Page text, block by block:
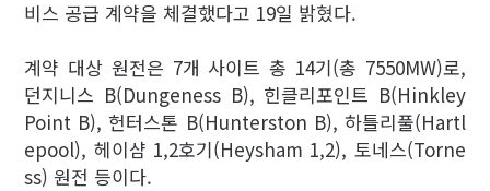
비스 공급 계약을 체결했다고 19일 밝혔다.
계약 대상 원전은 7개 사이트 총 14기(총 7550MW)로,
던지니스 B(Dungeness B), 힌클리포인트 B(Hinkley
Point B), 헌터스톤 B(Hunterston B), 하틀리풀(Hartl
epool), 헤이샴 1,2호기(Heysham 1,2), 토네스(Torne
ss) 원전 등이다.